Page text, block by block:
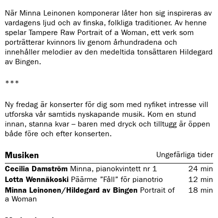
När Minna Leinonen komponerar låter hon sig inspireras av
vardagens ljud och av finska, folkliga traditioner. Av henne
spelar Tampere Raw Portrait of a Woman, ett verk som
porträtterar kvinnors liv genom århundradena och
innehåller melodier av den medeltida tonsättaren Hildegard
av Bingen.
***
Ny fredag är konserter för dig som med nyfiket intresse vill
utforska vår samtids nyskapande musik. Kom en stund
innan, stanna kvar – baren med dryck och tilltugg är öppen
både före och efter konserten.
Musiken
Ungefärliga tider
Cecilia Damström Minna, pianokvintett nr 1 24 min
Lotta Wennäkoski Päärme ”Fåll” för pianotrio 12 min
Minna Leinonen/Hildegard av Bingen Portrait of
a Woman
18 min